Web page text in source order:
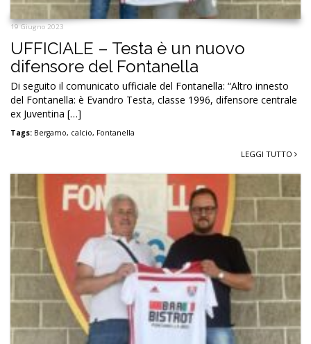
19 Giugno 2023
UFFICIALE – Testa è un nuovo
difensore del Fontanella
Di seguito il comunicato ufficiale del Fontanella: “Altro innesto
del Fontanella: è Evandro Testa, classe 1996, difensore centrale
ex Juventina […]
Tags: Bergamo, calcio, Fontanella
LEGGI TUTTO